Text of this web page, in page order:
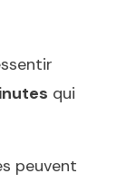
qui
peuvent